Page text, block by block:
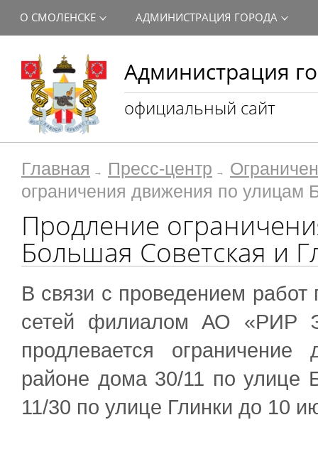
Администрация
официальный сайт
О СМОЛЕНСКЕ АДМИНИСТРАЦИЯ ГОРОДА
Главная Пресс-центр
ограничения движения по улицам
Продление
Большая Советская и
В связи с проведением
сетей филиалом АО «РИР
продлевается
районе дома 30/11 по улице
11/30 по улице Глинки до 10